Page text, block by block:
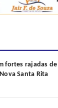
fortes rajadas
Santa Rita